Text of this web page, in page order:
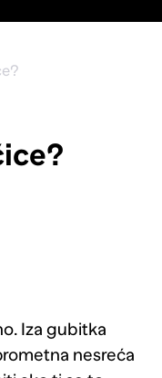
Iza gubitka
nesreća